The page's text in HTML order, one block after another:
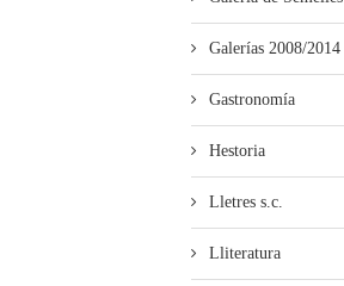
Galerías 2008/2014
Gastronomía
Hestoria
Lletres s.c.
Lliteratura